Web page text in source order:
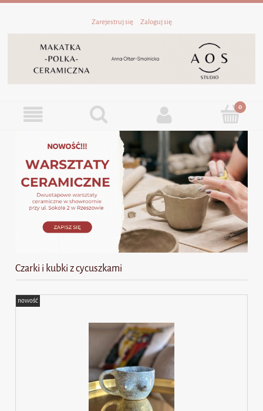
Zarejestruj się Zaloguj się
Czarki i kubki z cycuszkami
nowość